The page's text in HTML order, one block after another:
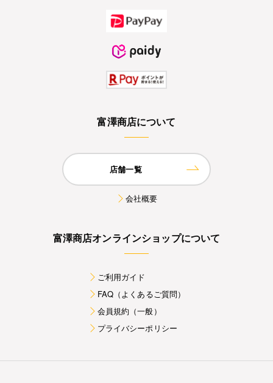
富澤商店について
店舗一覧
会社概要
富澤商店オンラインショップについて
ご利用ガイド
FAQ（よくあるご質問）
会員規約（一般）
プライバシーポリシー